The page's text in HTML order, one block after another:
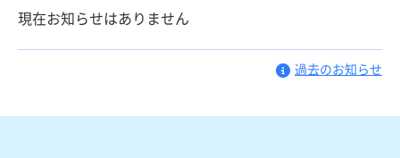
現在お知らせはありません
過去のお知らせ